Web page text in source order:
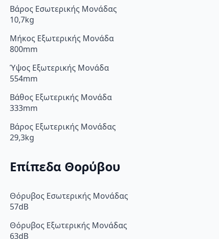
Βάρος Εσωτερικής Μονάδας
10,7kg
Μήκος Εξωτερικής Μονάδα
800mm
Ύψος Εξωτερικής Μονάδα
554mm
Βάθος Εξωτερικής Μονάδα
333mm
Βάρος Εξωτερικής Μονάδας
29,3kg
Επίπεδα Θορύβου
Θόρυβος Εσωτερικής Μονάδας
57dB
Θόρυβος Εξωτερικής Μονάδας
63dB